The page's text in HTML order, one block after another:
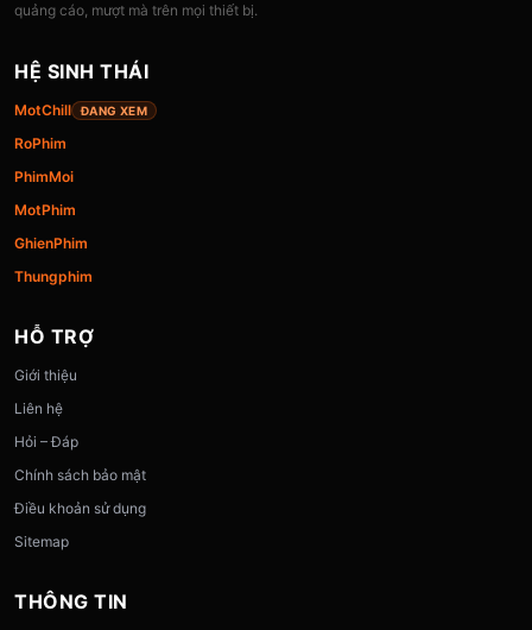
quảng cáo, mượt mà trên mọi thiết bị.
HỆ SINH THÁI
MotChill ĐANG XEM
RoPhim
PhimMoi
MotPhim
GhienPhim
Thungphim
HỖ TRỢ
Giới thiệu
Liên hệ
Hỏi – Đáp
Chính sách bảo mật
Điều khoản sử dụng
Sitemap
THÔNG TIN